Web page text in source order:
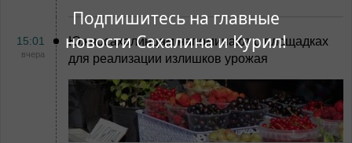
Подпишитесь на главные
новости Сахалина и Курил!
15:01
вчера
Южносахалинцам напоминают о площадках
для реализации излишков урожая